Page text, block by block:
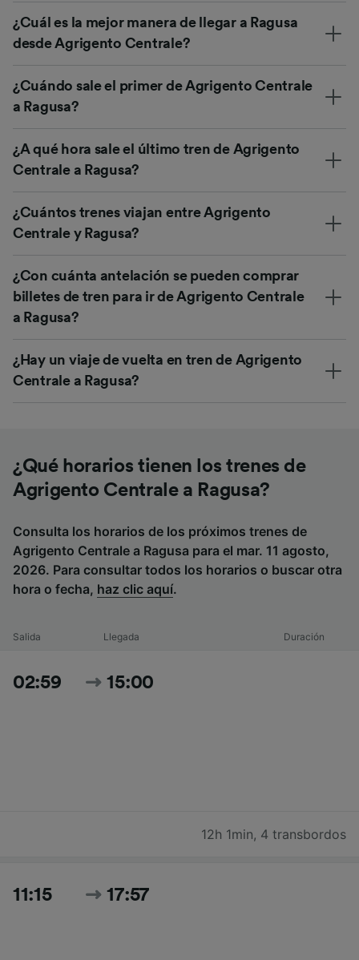
¿Cuál es la mejor manera de llegar a Ragusa
desde Agrigento Centrale?
¿Cuándo sale el primer de Agrigento Centrale
a Ragusa?
¿A qué hora sale el último tren de Agrigento
Centrale a Ragusa?
¿Cuántos trenes viajan entre Agrigento
Centrale y Ragusa?
¿Con cuánta antelación se pueden comprar
billetes de tren para ir de Agrigento Centrale
a Ragusa?
¿Hay un viaje de vuelta en tren de Agrigento
Centrale a Ragusa?
¿Qué horarios tienen los trenes de
Agrigento Centrale a Ragusa?
Consulta los horarios de los próximos trenes de
Agrigento Centrale a Ragusa para el mar. 11 agosto,
2026. Para consultar todos los horarios o buscar otra
hora o fecha, haz clic aquí.
Salida Llegada Duración
02:59 15:00
12h 1min, 4 transbordos
11:15 17:57